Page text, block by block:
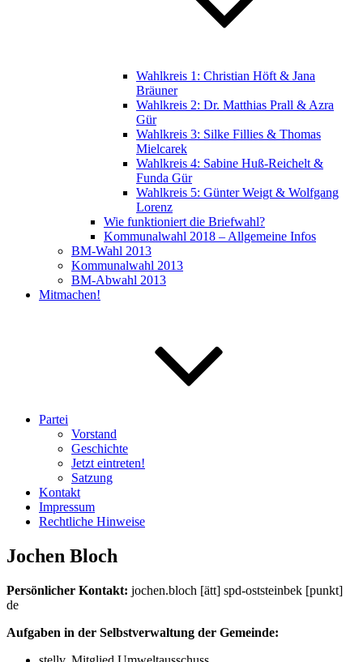
Wahlkreis 1: Christian Höft & Jana
Bräuner
Wahlkreis 2: Dr. Matthias Prall & Azra
Gür
Wahlkreis 3: Silke Fillies & Thomas
Mielcarek
Wahlkreis 4: Sabine Huß-Reichelt &
Funda Gür
Wahlkreis 5: Günter Weigt & Wolfgang
Lorenz
Wie funktioniert die Briefwahl?
Kommunalwahl 2018 – Allgemeine Infos
BM-Wahl 2013
Kommunalwahl 2013
BM-Abwahl 2013
Mitmachen!
Partei
Vorstand
Geschichte
Jetzt eintreten!
Satzung
Kontakt
Impressum
Rechtliche Hinweise
Jochen Bloch
Persönlicher Kontakt: jochen.bloch [ätt] spd-oststeinbek [punkt]
de
Aufgaben in der Selbstverwaltung der Gemeinde: